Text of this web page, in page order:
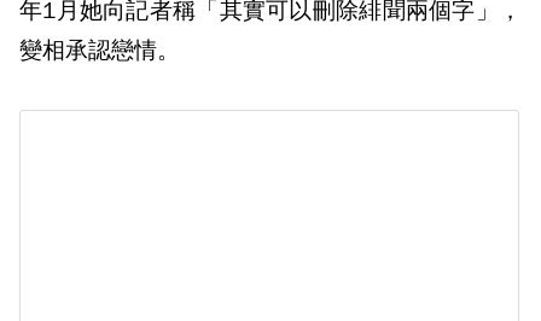
年1月她向記者稱「其實可以刪除緋聞兩個字」，
變相承認戀情。